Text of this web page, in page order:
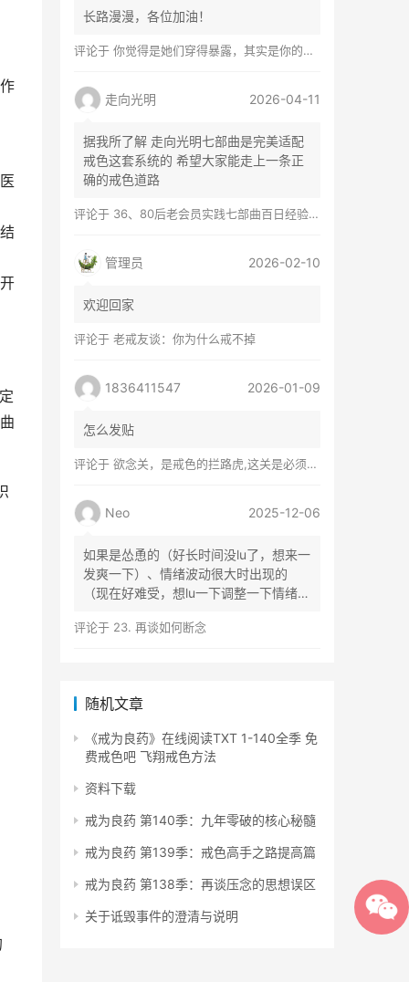
长路漫漫，各位加油！
评论于 你觉得是她们穿得暴露，其实是你的心在着火
走向光明 2026-04-11
据我所了解 走向光明七部曲是完美适配
戒色这套系统的 希望大家能走上一条正
确的戒色道路
评论于 36、80后老会员实践七部曲百日经验谈兼苦口忠言
管理员 2026-02-10
欢迎回家
评论于 老戒友谈：你为什么戒不掉
1836411547 2026-01-09
怎么发贴
评论于 欲念关，是戒色的拦路虎,这关是必须过的
Neo 2025-12-06
如果是怂恿的（好长时间没lu了，想来一
发爽一下）、情绪波动很大时出现的
（现在好难受，想lu一下调整一下情绪）
评论于 23. 再谈如何断念
随机文章
《戒为良药》在线阅读TXT 1-140全季 免
费戒色吧 飞翔戒色方法
资料下载
戒为良药 第140季：九年零破的核心秘髓
戒为良药 第139季：戒色高手之路提高篇
戒为良药 第138季：再谈压念的思想误区
关于诋毁事件的澄清与说明